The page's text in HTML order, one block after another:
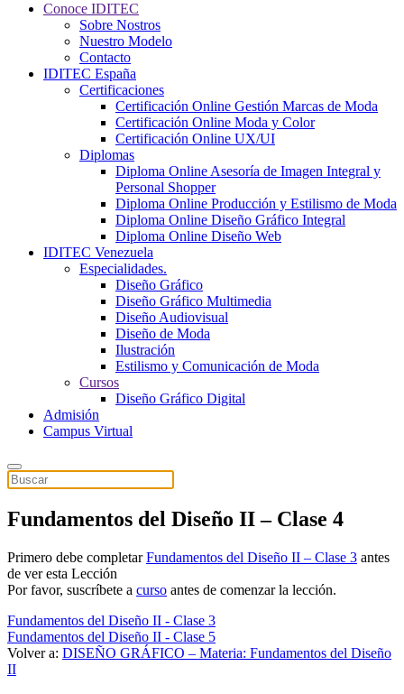
Conoce IDITEC
Sobre Nostros
Nuestro Modelo
Contacto
IDITEC España
Certificaciones
Certificación Online Gestión Marcas de Moda
Certificación Online Moda y Color
Certificación Online UX/UI
Diplomas
Diploma Online Asesoría de Imagen Integral y
Personal Shopper
Diploma Online Producción y Estilismo de Moda
Diploma Online Diseño Gráfico Integral
Diploma Online Diseño Web
IDITEC Venezuela
Especialidades.
Diseño Gráfico
Diseño Gráfico Multimedia
Diseño Audiovisual
Diseño de Moda
Ilustración
Estilismo y Comunicación de Moda
Cursos
Diseño Gráfico Digital
Admisión
Campus Virtual
Fundamentos del Diseño II – Clase 4
Primero debe completarFundamentos del Diseño II – Clase 3 antes
de ver esta Lección
Por favor, suscríbete a curso antes de comenzar la lección.
Fundamentos del Diseño II - Clase 3
Fundamentos del Diseño II - Clase 5
Volver a: DISEÑO GRÁFICO – Materia: Fundamentos del Diseño
II